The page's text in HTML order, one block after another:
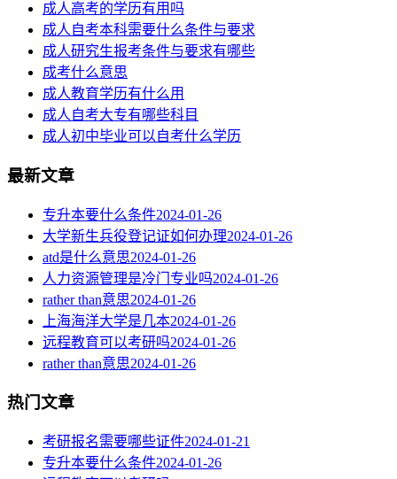
成人高考的学历有用吗
成人自考本科需要什么条件与要求
成人研究生报考条件与要求有哪些
成考什么意思
成人教育学历有什么用
成人自考大专有哪些科目
成人初中毕业可以自考什么学历
最新文章
专升本要什么条件2024-01-26
大学新生兵役登记证如何办理2024-01-26
atd是什么意思2024-01-26
人力资源管理是冷门专业吗2024-01-26
rather than意思2024-01-26
上海海洋大学是几本2024-01-26
远程教育可以考研吗2024-01-26
rather than意思2024-01-26
热门文章
考研报名需要哪些证件2024-01-21
专升本要什么条件2024-01-26